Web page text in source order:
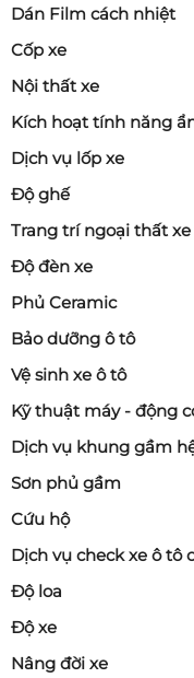
Dán Film cách nhiệt
Cốp xe
Nội thất xe
Kích hoạt tính năng
Dịch vụ lốp xe
Độ ghế
Trang trí ngoại thất xe
Độ đèn xe
Phủ Ceramic
Bảo dưỡng ô tô
Vệ sinh xe ô tô
Kỹ thuật máy - động
Dịch vụ khung gầm
Sơn phủ gầm
Cứu hộ
Dịch vụ check xe ô tô
Độ loa
Độ xe
Nâng đời xe